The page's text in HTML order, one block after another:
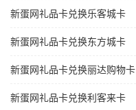
新蛋网礼品卡兑换乐客城卡
新蛋网礼品卡兑换东方城卡
新蛋网礼品卡兑换丽达购物卡
新蛋网礼品卡兑换利客来卡